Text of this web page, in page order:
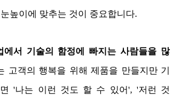
높이에 맞추는 것이 중요합니다.
에서 기술의 함정에 빠지는 사람들을 많
고객의 행복을 위해 제품을 만들지만 기
면 '나는 이런 것도 할 수 있어', '저런 것